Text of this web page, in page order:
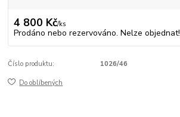
4 800 Kč/ks
Prodáno nebo rezervováno. Nelze objednat!
Číslo produktu: 1026/46
Do oblíbených